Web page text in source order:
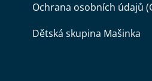
Ochrana osobních údajů
Dětská skupina Mašinka